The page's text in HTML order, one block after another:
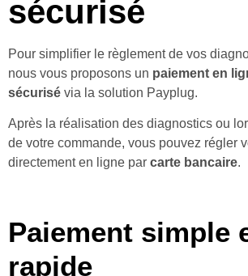
sécurisé
Pour simplifier le règlement de vos
nous vous proposons un paiement en
sécurisé via la solution Payplug.
Après la réalisation des diagnostics ou
de votre commande, vous pouvez régler
directement en ligne par carte bancaire.
Paiement simple
rapide